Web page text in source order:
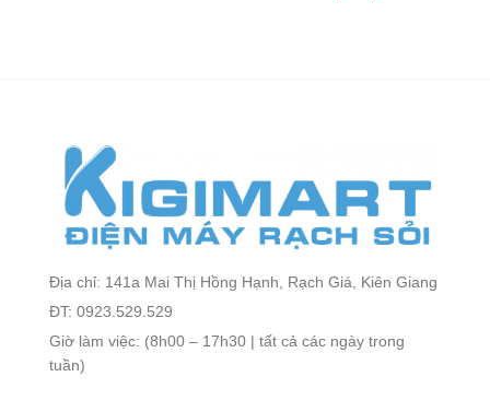
Địa chỉ: 141a Mai Thị Hồng Hạnh, Rạch Giá, Kiên Giang
ĐT: 0923.529.529
Giờ làm việc: (8h00 – 17h30 | tất cả các ngày trong
tuần)